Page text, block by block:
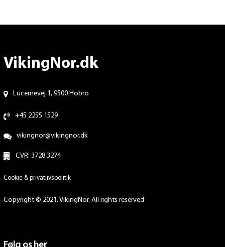
VikingNor.dk
Lucernevej 1, 9500 Hobro
+45 2255 1529
vikingnor@vikingnor.dk
CVR: 3728 3274
Cookie & privatlivspolitik
Copyright © 2021. VikingNor. All rights reserved